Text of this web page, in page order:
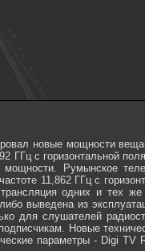
новые мощности
ГГц с горизонтальной
Румынское
11,862 ГГц с
одних и тех
выведена из
для слушателей
Новые
параметры - Digi TV